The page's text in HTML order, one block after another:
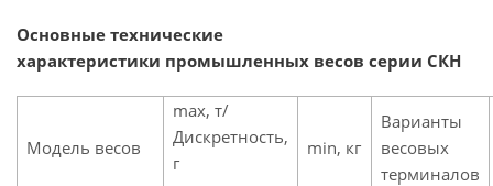
Основные технические
характеристики промышленных весов серии СКН
Модель весов
max, т/
Дискретность,
г
min, кг
Варианты
весовых
терминалов